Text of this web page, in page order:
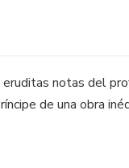
notas del
de una obra